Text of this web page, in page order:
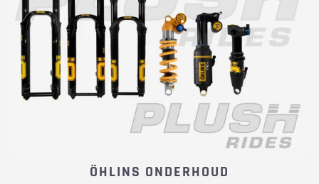
ÖHLINS ONDERHOUD